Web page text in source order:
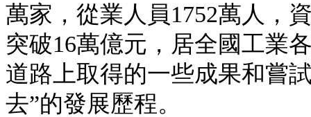
萬家，從業人員1752萬人，
突破16萬億元，居全國工業
道路上取得的一些成果和嘗
去”的發展歷程。